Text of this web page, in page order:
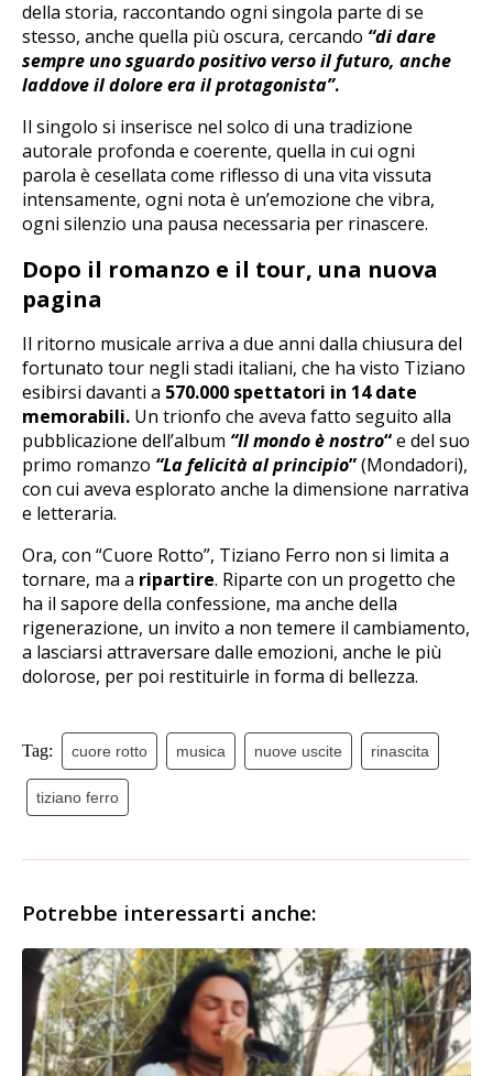
della storia, raccontando ogni singola parte di se
stesso, anche quella più oscura, cercando “di dare
sempre uno sguardo positivo verso il futuro, anche
laddove il dolore era il protagonista”.
Il singolo si inserisce nel solco di una tradizione
autorale profonda e coerente, quella in cui ogni
parola è cesellata come riflesso di una vita vissuta
intensamente, ogni nota è un’emozione che vibra,
ogni silenzio una pausa necessaria per rinascere.
Dopo il romanzo e il tour, una nuova
pagina
Il ritorno musicale arriva a due anni dalla chiusura del
fortunato tour negli stadi italiani, che ha visto Tiziano
esibirsi davanti a 570.000 spettatori in 14 date
memorabili. Un trionfo che aveva fatto seguito alla
pubblicazione dell’album “Il mondo è nostro“e del suo
primo romanzo “Lafelicità al principio”(Mondadori),
con cui aveva esplorato anche la dimensione narrativa
e letteraria.
Ora, con “Cuore Rotto”, Tiziano Ferro non si limita a
tornare, ma a ripartire. Riparte con un progetto che
ha il sapore della confessione, ma anche della
rigenerazione, un invito a non temere il cambiamento,
a lasciarsi attraversare dalle emozioni, anche le più
dolorose, per poi restituirle in forma di bellezza.
Tag: cuore rotto musica nuove uscite rinascita
tiziano ferro
Potrebbe interessarti anche: